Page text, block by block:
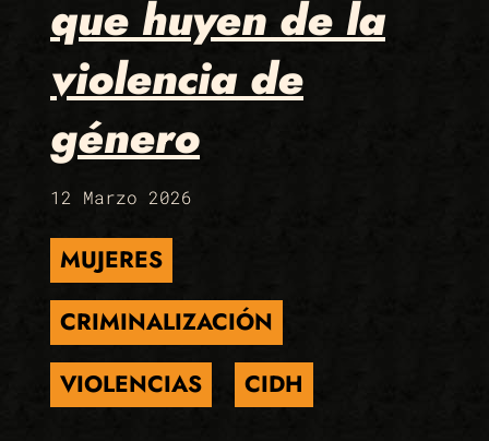
que huyen de la
violencia de
género
12 Marzo 2026
MUJERES
CRIMINALIZACIÓN
VIOLENCIAS
CIDH